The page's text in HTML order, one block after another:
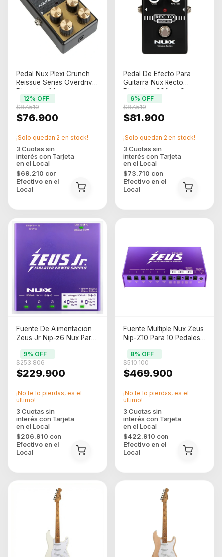
Pedal Nux Plexi Crunch
Reissue Series Overdrive
Distortion Marron
$76.900
$87.519
12% OFF
$69.210 con
Efectivo en el
Local
¡Solo quedan 2 en stock!
Pedal De Efecto Para
Guitarra Nux Recto
Distortion 300ma 9v
Negro
$81.900
$87.519
6% OFF
$73.710 con
Efectivo en el
Local
¡Solo quedan 2 en stock!
Fuente De Alimentacion
Zeus Jr Nip-z6 Nux Para
6 Pedales 9V
500mA/300mA
$229.900
$253.806
9% OFF
$206.910 con
Efectivo en el
Local
¡No te lo pierdas, es el
último!
Fuente Multiple Nux Zeus
Nip-Z10 Para 10 Pedales
6V / 9V / 12V
$469.900
$510.100
8% OFF
$422.910 con
Efectivo en el
Local
¡No te lo pierdas, es el
último!